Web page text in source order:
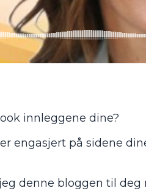
innleggene dine?
engasjert på sidene
denne bloggen til deg